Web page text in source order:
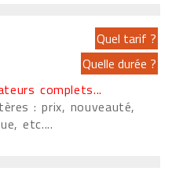
complets...
: prix, nouveauté,
etc....